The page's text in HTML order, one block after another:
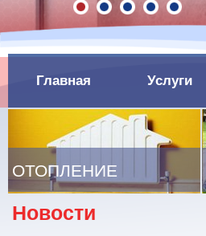
Главная Услуги
ОТОПЛЕНИЕ
Новости